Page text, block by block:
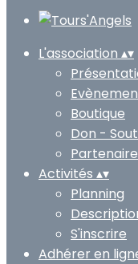
L'association ▴▾
Boutique
Don -
Activités ▴▾
Planning
S'inscrire
Adhérer en